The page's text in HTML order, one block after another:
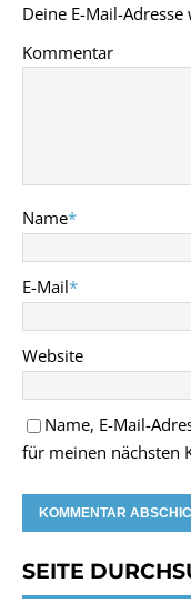
Deine E-Mail-
Kommentar
Name*
E-Mail*
Website
Name, E-Mail-
für meinen nächsten
SEITE